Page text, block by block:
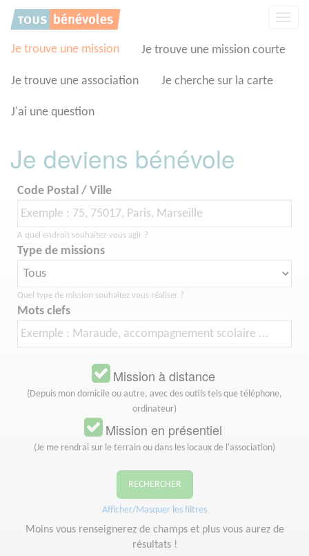
Je trouve une mission Je trouve une mission courte
Je trouve une association Je cherche sur la carte
J'ai une question
Je deviens bénévole
Code Postal / Ville
A quel endroit souhaitez-vous agir ?
Type de missions
Quel type de mission souhaitez vous réaliser ?
Mots clefs
Mission à distance
(Depuis mon domicile ou autre, avec des outils tels que téléphone,
ordinateur)
Mission en présentiel
(Je me rendrai sur le terrain ou dans les locaux de l'association)
RECHERCHER
Afficher/Masquer les filtres
Moins vous renseignerez de champs et plus vous aurez de
résultats !
Panneau de gestion des cookies